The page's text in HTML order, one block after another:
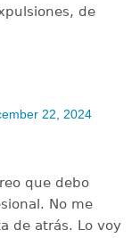
de
22, 2024
que debo
No me
de atrás. Lo voy